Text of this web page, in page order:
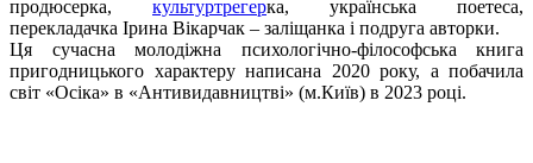
продюсерка, культуртрегерка, українська поетеса,
перекладачка Ірина Вікарчак – заліщанка і подруга авторки.
Ця сучасна молодіжна психологічно-філософська книга
пригодницького характеру написана 2020 року, а побачила
світ «Осіка» в «Антивидавництві» (м.Київ) в 2023 році.